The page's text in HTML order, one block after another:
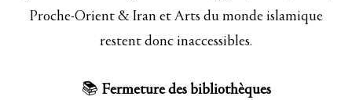
Proche-Orient & Iran et Arts du monde islamique
restent donc inaccessibles.
📚 Fermeture des bibliothèques